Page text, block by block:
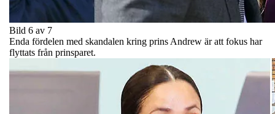
Bild 6 av 7
Enda fördelen med skandalen kring prins Andrew är att fokus har
flyttats från prinsparet.